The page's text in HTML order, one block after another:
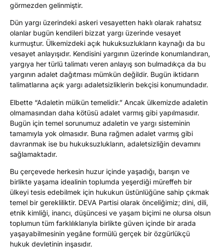
görmezden gelinmiştir.
Dün yargı üzerindeki askeri vesayetten haklı olarak rahatsız
olanlar bugün kendileri bizzat yargı üzerinde vesayet
kurmuştur. Ülkemizdeki açık hukuksuzlukların kaynağı da bu
vesayet anlayışıdır. Kendisini yargının üzerinde konumlandıran,
yargıya her türlü talimatı veren anlayış son bulmadıkça da bu
yargının adalet dağıtması mümkün değildir. Bugün iktidarın
talimatlarına açık yargı adaletsizliklerin bekçisi konumundadır.
Elbette “Adaletin mülkün temelidir.” Ancak ülkemizde adaletin
olmamasından daha kötüsü adalet varmış gibi yapılmasıdır.
Bugün için temel sorunumuz adaletin ve yargı sisteminin
tamamıyla yok olmasıdır. Buna rağmen adalet varmış gibi
davranmak ise bu hukuksuzlukların, adaletsizliğin devamını
sağlamaktadır.
Bu çerçevede herkesin huzur içinde yaşadığı, barışın ve
birlikte yaşama idealinin toplumda yeşerdiği müreffeh bir
ülkeyi tesis edebilmek için hukukun üstünlüğüne sahip çıkmak
temel bir gerekliliktir. DEVA Partisi olarak önceliğimiz; dini, dili,
etnik kimliği, inancı, düşüncesi ve yaşam biçimi ne olursa olsun
toplumun tüm farklılıklarıyla birlikte güven içinde bir arada
yaşayabilmesinin yegâne formülü gerçek bir özgürlükçü
hukuk devletinin inşasıdır.